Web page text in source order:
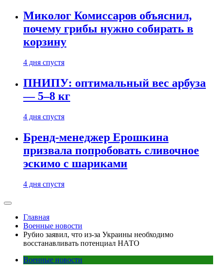
Миколог Комиссаров объяснил,
почему грибы нужно собирать в
корзину
4 дня спустя
ПНИПУ: оптимальный вес арбуза
— 5–8 кг
4 дня спустя
Бренд-менеджер Ерошкина
призвала попробовать сливочное
эскимо с шариками
4 дня спустя
Главная
Военные новости
Рубио заявил, что из-за Украины необходимо
восстанавливать потенциал НАТО
Военные новости